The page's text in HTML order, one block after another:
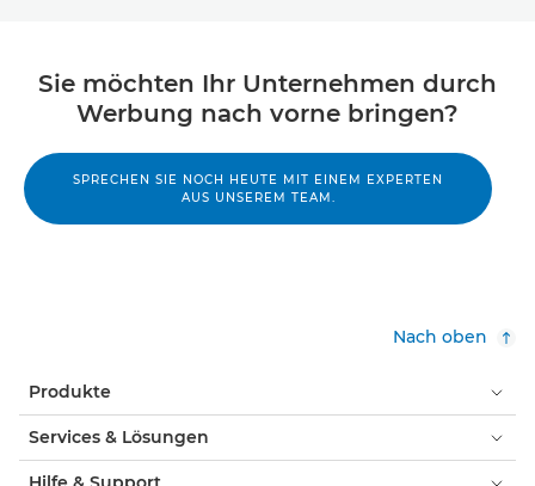
Sie möchten Ihr Unternehmen durch
Werbung nach vorne bringen?
SPRECHEN SIE NOCH HEUTE MIT EINEM EXPERTEN
AUS UNSEREM TEAM.
Nach oben
Produkte
Services & Lösungen